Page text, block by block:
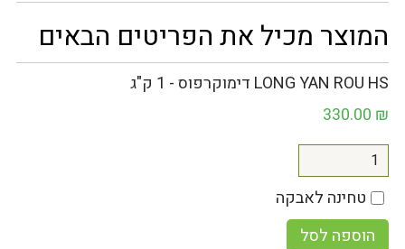
המוצר מכיל את הפריטים הבאים
LONG YAN ROU HS דימוקרפוס - 1 ק"ג
330.00 ₪
טחינה לאבקה
הוספה לסל